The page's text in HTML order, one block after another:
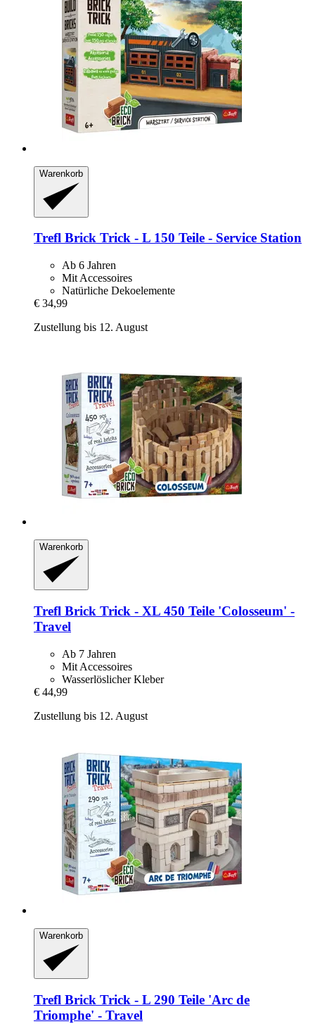
Warenkorb
Trefl Brick Trick -​ L 150 Teile -​ Service Station
Ab 6 Jahren
Mit Accessoires
Natürliche Dekoelemente
€ 34,99
Zustellung bis 12. August
Warenkorb
Trefl Brick Trick -​ XL 450 Teile 'Colosseum' -​
Travel
Ab 7 Jahren
Mit Accessoires
Wasserlöslicher Kleber
€ 44,99
Zustellung bis 12. August
Warenkorb
Trefl Brick Trick -​ L 290 Teile 'Arc de
Triomphe' -​ Travel